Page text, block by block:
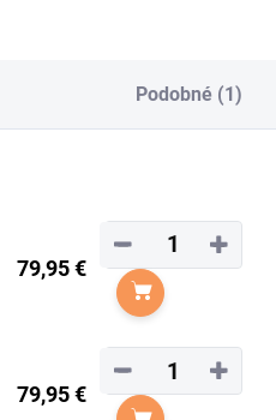
Podobné (1)
79,95 €
+
−
Do košíka
79,95 €
+
−